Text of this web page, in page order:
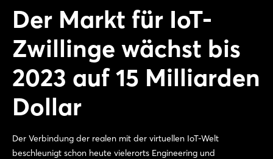
Der Markt für IoT-
Zwillinge wächst bis
2023 auf 15 Milliarden
Dollar
Der Verbindung der realen mit der virtuellen IoT-Welt
beschleunigt schon heute vielerorts Engineering und